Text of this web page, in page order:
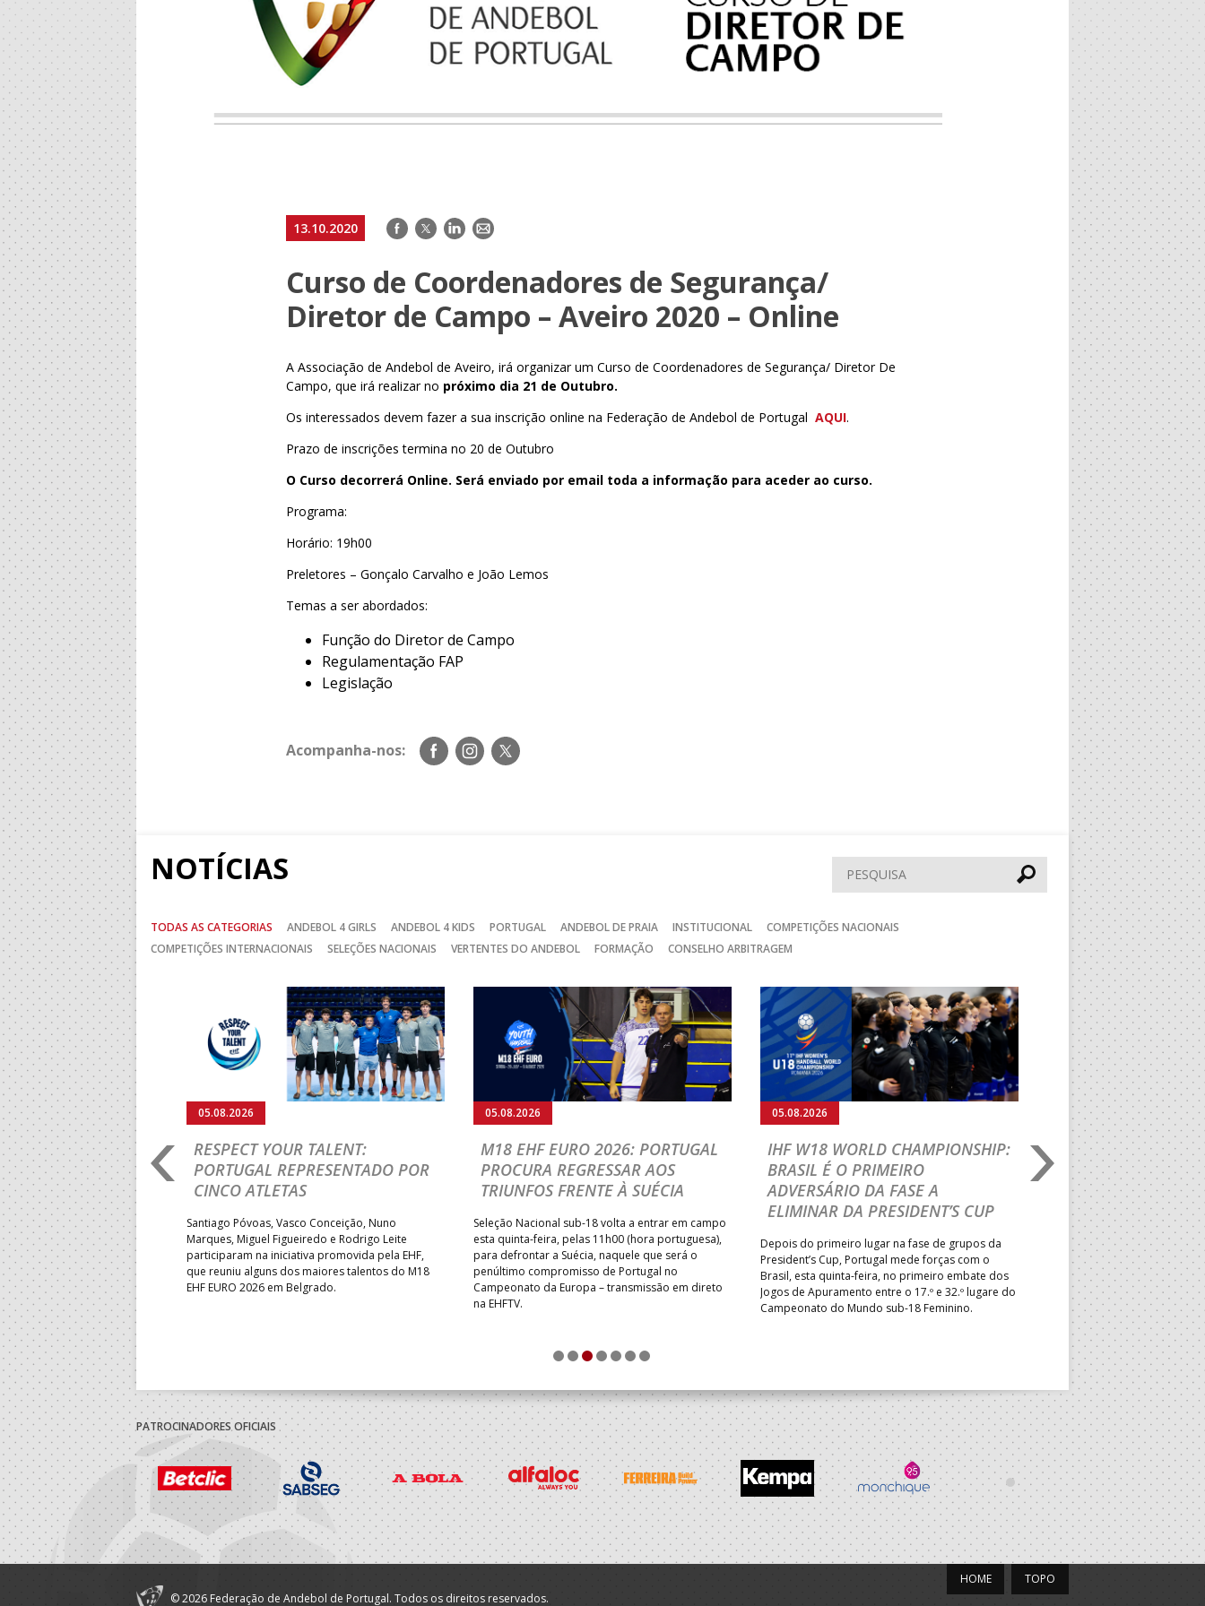
13.10.2020 Facebook
TwitterLinkedIn
E-
Curso de Coordenadores de Segurança/
Diretor de Campo – Aveiro 2020 – Online
A Associação de Andebol de Aveiro, irá organizar um Curso de Coordenadores de Segurança/ Diretor De
Campo, que irá realizar no próximo dia 21 de Outubro.
Os interessados devem fazer a sua inscrição online na Federação de Andebol de PortugalAQUI.
Prazo de inscrições termina no 20 de Outubro
O Curso decorrerá Online. Será enviado por email toda a informação para aceder ao curso.
Programa:
Horário: 19h00
Preletores – Gonçalo Carvalho e João Lemos
Temas a ser abordados:
Função do Diretor de Campo
Regulamentação FAP
Legislação
Acompanha-nos:
Siga-
nos
Siga-
nos
Siga-
nos
NOTÍCIAS Pesquisar
TODAS AS CATEGORIAS ANDEBOL 4 GIRLS ANDEBOL 4 KIDS PORTUGAL ANDEBOL DE PRAIA INSTITUCIONAL
COMPETIÇÕES NACIONAIS
COMPETIÇÕES INTERNACIONAIS
SELEÇÕES NACIONAIS VERTENTES DO ANDEBOL FORMAÇÃO CONSELHO ARBITRAGEM
2026: PORTUGAL
E SEGUE NA LUTA
18 regressou às vitórias no
ao superar a Suécia por 32-
uma vaga para o
do Mundo.
05.08.2026
RESPECT YOUR TALENT:
PORTUGAL REPRESENTADO POR
CINCO ATLETAS
Santiago Póvoas, Vasco Conceição, Nuno
Marques, Miguel Figueiredo e Rodrigo Leite
participaram na iniciativa promovida pela EHF,
que reuniu alguns dos maiores talentos do M18
EHF EURO 2026 em Belgrado.
05.08.2026
M18 EHF EURO 2026: PORTUGAL
PROCURA REGRESSAR AOS
TRIUNFOS FRENTE À SUÉCIA
Seleção Nacional sub-18 volta a entrar em campo
esta quinta-feira, pelas 11h00 (hora portuguesa),
para defrontar a Suécia, naquele que será o
penúltimo compromisso de Portugal no
Campeonato da Europa – transmissão em direto
na EHFTV.
05.08.2026
IHF W18 WORLD CHAMPIONSHIP:
BRASIL É O PRIMEIRO
ADVERSÁRIO DA FASE A
ELIMINAR DA PRESIDENT’S CUP
Depois do primeiro lugar na fase de grupos da
President’s Cup, Portugal mede forças com o
Brasil, esta quinta-feira, no primeiro embate dos
Jogos de Apuramento entre o 17.º e 32.º lugare do
Campeonato do Mundo sub-18 Feminino.
05.08.2026
IHF W18 WORLD
JOÃO VAREJÃO
CURSO
TREINADORES NA
Treinador português João
integrado na EHF Experts
preletores convidados pela
de Andebol, em Pitești,
de 400 treinadores.
Seguinte
1 2 3 4 5 6 7
PATROCINADORES OFICIAIS
TOPO
HOME
© 2026 Federação de Andebol de Portugal. Todos os direitos reservados.